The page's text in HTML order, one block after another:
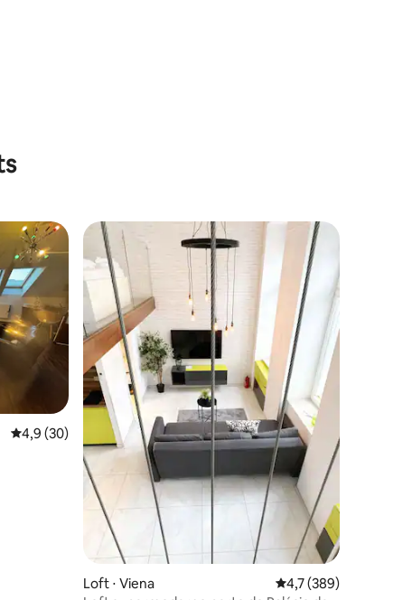
4,9 de uma avaliação média de 5, 30 avaliações
4,9 (30)
Loft ⋅ Viena 4,7 de uma avaliação
4,7 (389)